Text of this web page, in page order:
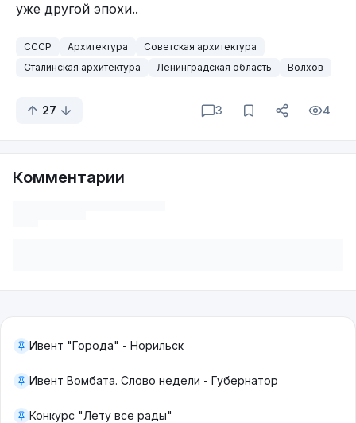
уже другой эпохи..
СССР Архитектура
Советская архитектура
Сталинская архитектура
Ленинградская область Волхов
27 3 4
Комментарии
Ивент "Города" - Норильск
Ивент Вомбата. Слово недели - Губернатор
Конкурс "Лету все рады"